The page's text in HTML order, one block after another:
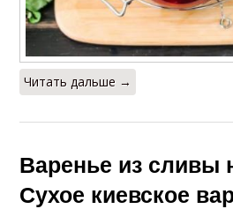
Читать дальше →
Варенье из сливы
Сухое киевское